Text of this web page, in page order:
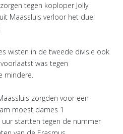
tegen koploper Jolly
Maassluis verloor het duel
wisten in de tweede divisie ook
was tegen
mindere.
zorgden voor een
moest dames 1
startten tegen de nummer